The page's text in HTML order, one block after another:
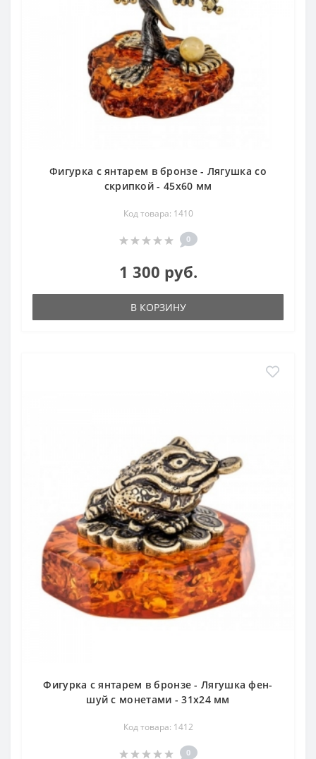
Фигурка с янтарем в бронзе - Лягушка со
скрипкой - 45х60 мм
Код товара: 1410
0
1 300 руб.
В КОРЗИНУ
Фигурка с янтарем в бронзе - Лягушка фен-
шуй с монетами - 31х24 мм
Код товара: 1412
0